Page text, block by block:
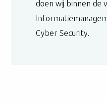
doen wij binnen de
Cyber Security.